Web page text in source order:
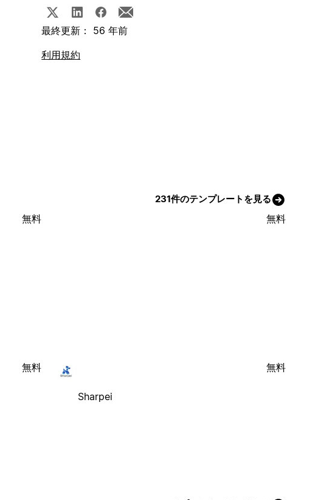
最終更新： 56 年前
利用規約
231件のテンプレートを見る
無料 無料
無料
Sharpei
無料